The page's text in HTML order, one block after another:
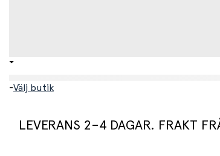
-Välj butik
LEVERANS 2–4 DAGAR. FRAKT